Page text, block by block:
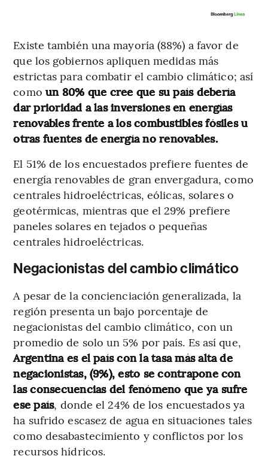
Existe también una mayoría (88%) a favor de
que los gobiernos apliquen medidas más
estrictas para combatir el cambio climático; así
como un 80% que cree que su país debería
dar prioridad a las inversiones en energías
renovables frente a los combustibles fósiles u
otras fuentes de energía no renovables.
El 51% de los encuestados prefiere fuentes de
energía renovables de gran envergadura, como
centrales hidroeléctricas, eólicas, solares o
geotérmicas, mientras que el 29% prefiere
paneles solares en tejados o pequeñas
centrales hidroeléctricas.
Negacionistas del cambio climático
A pesar de la concienciación generalizada, la
región presenta un bajo porcentaje de
negacionistas del cambio climático, con un
promedio de solo un 5% por país. Es así que,
Argentina es el país con la tasa más alta de
negacionistas, (9%), esto se contrapone con
las consecuencias del fenómeno que ya sufre
ese país, donde el 24% de los encuestados ya
ha sufrido escasez de agua en situaciones tales
como desabastecimiento y conflictos por los
recursos hídricos.